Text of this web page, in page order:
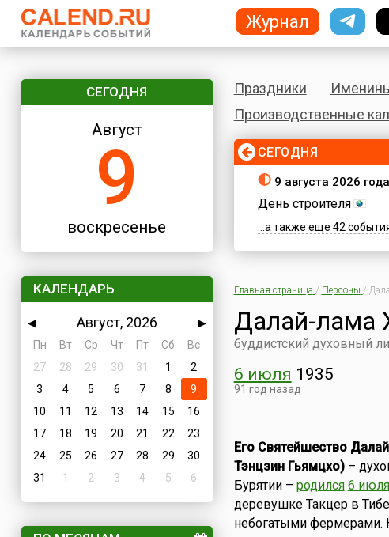
СЕГОДНЯ
Август
9
воскресенье
КАЛЕНДАРЬ
◀ Август, 2026
▶
Пн
Вт Ср Чт Пт Сб
Вс
27
28 29 30 31 1
2
3
4 5 6 7 8
9
10
11 12 13 14 15
16
17
18 19 20 21 22
23
24
25 26 27 28 29
30
31
1 2 3 4 5 6
Праздники
Производственные
СЕГОДНЯ
9 августа 2026
День строителя
...а также еще 42
Главная страница / Персоны /
Далай-лама
буддистский духовный
6 июля 1935
91 год назад
Его Святейшество
Тэнцзин Гьямцхо)–
Бурятии – родился 6 июля
деревушке Такцер в
небогатыми фермерами.
Журнал